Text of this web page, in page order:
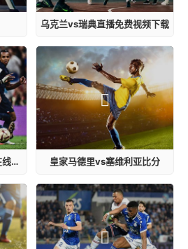
乌克兰vs瑞典直播免费视频下载
篮网和国王比赛录像视频在线观看 皇家马德里vs塞维利亚比分